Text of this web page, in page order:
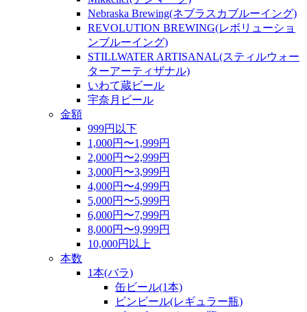
Nebraska Brewing(ネブラスカブルーイング)
REVOLUTION BREWING(レボリューショ
ンブルーイング)
STILLWATER ARTISANAL(スティルウォー
ターアーティザナル)
いわて蔵ビール
宇奈月ビール
金額
999円以下
1,000円〜1,999円
2,000円〜2,999円
3,000円〜3,999円
4,000円〜4,999円
5,000円〜5,999円
6,000円〜7,999円
8,000円〜9,999円
10,000円以上
本数
1本(バラ)
缶ビール(1本)
ビンビール(レギュラー瓶)